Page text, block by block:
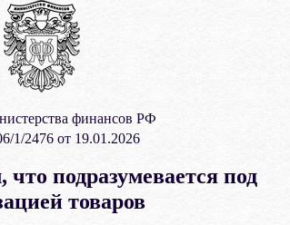
финансов РФ
1/2476 от 19.01.2026
подразумевается под
товаров